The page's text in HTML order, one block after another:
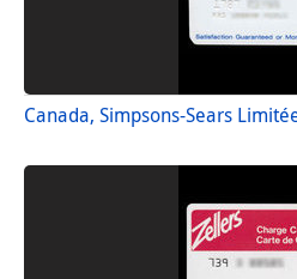
Canada, Simpsons-Sears